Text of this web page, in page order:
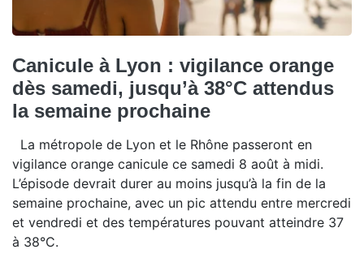
Canicule à Lyon : vigilance orange
dès samedi, jusqu’à 38°C attendus
la semaine prochaine
La métropole de Lyon et le Rhône passeront en
vigilance orange canicule ce samedi 8 août à midi.
L’épisode devrait durer au moins jusqu’à la fin de la
semaine prochaine, avec un pic attendu entre mercredi
et vendredi et des températures pouvant atteindre 37
à 38°C.